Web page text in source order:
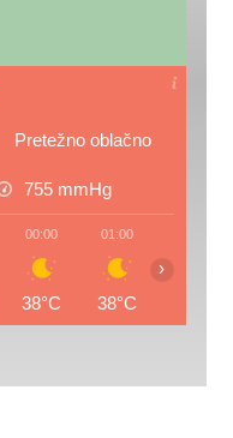
Pretežno oblačno
755 mmHg
00:00
38°C
01:00
38°C
›